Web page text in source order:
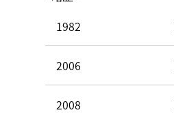
1982
2006
2008